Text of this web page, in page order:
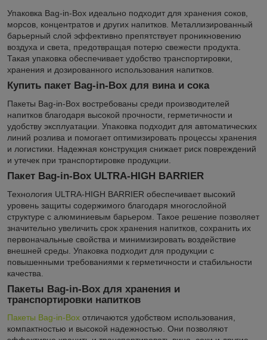
Упаковка Bag-in-Box идеально подходит для хранения соков,
морсов, концентратов и других напитков. Металлизированный
барьерный слой эффективно препятствует проникновению
воздуха и света, предотвращая потерю свежести продукта.
Такая упаковка обеспечивает удобство транспортировки,
хранения и дозированного использования напитков.
Купить пакет Bag-in-Box для вина и сока
Пакеты Bag-in-Box востребованы среди производителей
напитков благодаря высокой прочности, герметичности и
удобству эксплуатации. Упаковка подходит для автоматических
линий розлива и помогает оптимизировать процессы хранения
и логистики. Надежная конструкция снижает риск повреждений
и утечек при транспортировке продукции.
Пакет Bag-in-Box ULTRA-HIGH BARRIER
Технология ULTRA-HIGH BARRIER обеспечивает высокий
уровень защиты содержимого благодаря многослойной
структуре с алюминиевым барьером. Такое решение позволяет
значительно увеличить срок хранения напитков, сохранить их
первоначальные свойства и минимизировать воздействие
внешней среды. Упаковка подходит для продукции с
повышенными требованиями к герметичности и стабильности
качества.
Пакеты Bag-in-Box для хранения и
транспортировки напитков
Пакеты Bag-in-Box отличаются удобством использования,
компактностью и высокой надежностью. Они позволяют